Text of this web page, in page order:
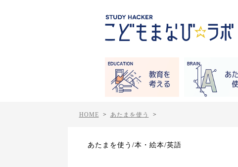
HOME > あたまを使う >
あたまを使う/本・絵本/英語